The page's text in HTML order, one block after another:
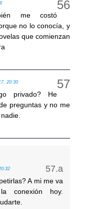
me costó
no lo conocía, y
que comienzan
20:30
privado? He
preguntas y no me
A mi me va
conexión hoy.